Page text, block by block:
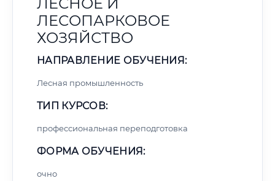
ЛЕСОПАРКОВОЕ
ХОЗЯЙСТВО
НАПРАВЛЕНИЕ ОБУЧЕНИЯ:
Лесная промышленность
ТИП КУРСОВ:
профессиональная переподготовка
ФОРМА ОБУЧЕНИЯ:
очно